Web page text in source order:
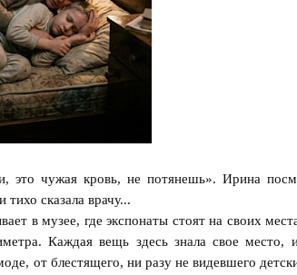
это чужая кровь, не потянешь». Ирина
тихо сказала врачу...
в музее, где экспонаты стоят на своих
Каждая вещь здесь знала свое место,
от блестящего, ни разу не видевшего